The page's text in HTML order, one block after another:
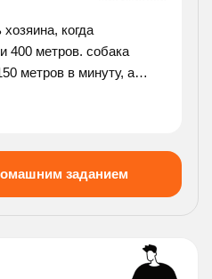
когда
400 метров. собака
метров в минуту, а
заданием